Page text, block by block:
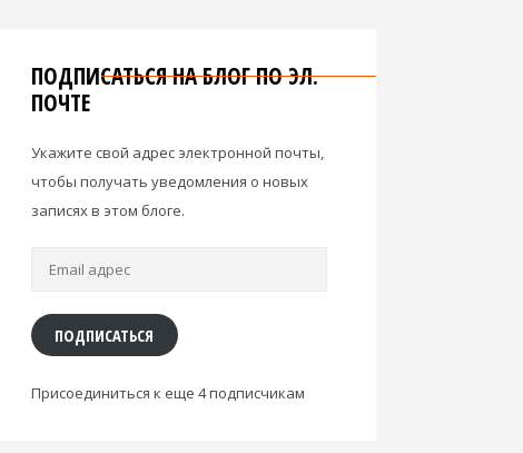
ПОДПИСАТЬСЯ НА БЛОГ ПО ЭЛ.
ПОЧТЕ
Укажите свой адрес электронной почты,
чтобы получать уведомления о новых
записях в этом блоге.
Email
ПОДПИСАТЬСЯ
Присоединиться к еще 4 подписчикам